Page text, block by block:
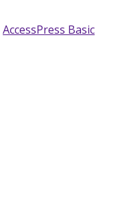
AccessPress Basic